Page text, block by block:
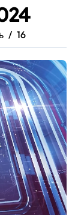
16